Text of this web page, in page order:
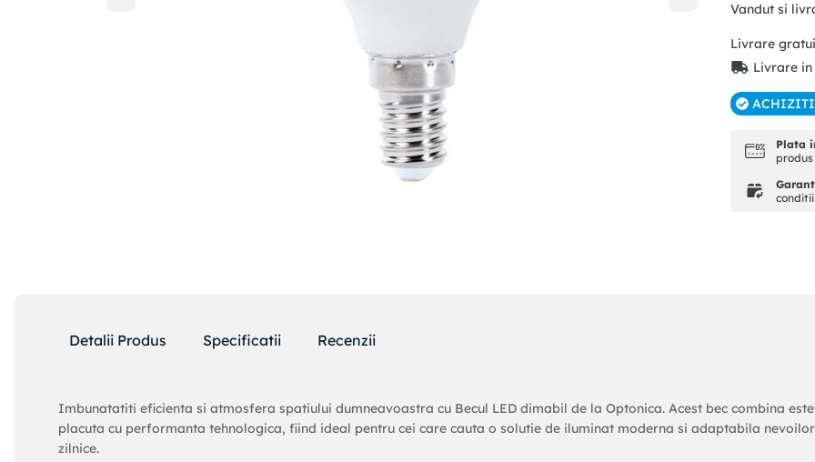
Vandut si
Livrare
Livrare
Plata
Detalii Produs Specificatii Recenzii
Imbunatatiti eficienta si atmosfera spatiului dumneavoastra cu Becul LED dimabil de la Optonica. Acest bec combina
placuta cu performanta tehnologica, fiind ideal pentru cei care cauta o solutie de iluminat moderna si adaptabila nevoilor
zilnice.